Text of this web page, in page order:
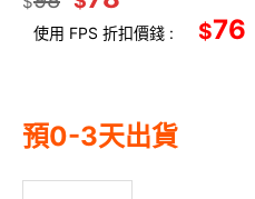
使用 FPS 折扣價錢 : $76
預0-3天出貨